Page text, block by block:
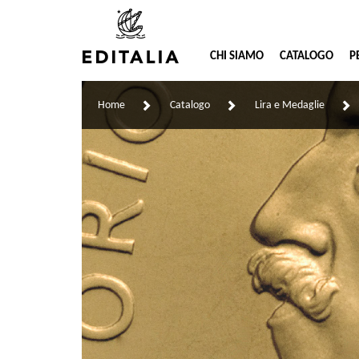
CHI SIAMO
CATALOGO
Home Catalogo Lira e Medaglie